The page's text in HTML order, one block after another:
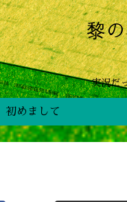
黎
実況だ
初めまして